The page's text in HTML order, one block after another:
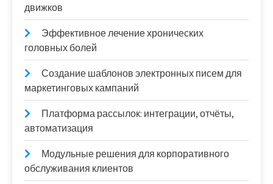
движков
Эффективное лечение хронических
головных болей
Создание шаблонов электронных писем для
маркетинговых кампаний
Платформа рассылок: интеграции, отчёты,
автоматизация
Модульные решения для корпоративного
обслуживания клиентов